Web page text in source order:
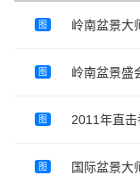
图 岭南盆景大
图 岭南盆景盛
图 2011年直
图 国际盆景大